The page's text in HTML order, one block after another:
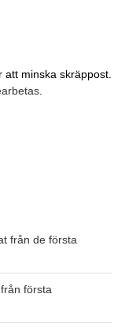
att minska skräppost.
.
från de första
första